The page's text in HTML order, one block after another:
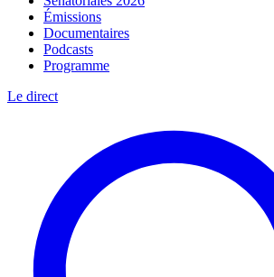
Émissions
Documentaires
Podcasts
Programme
Le direct